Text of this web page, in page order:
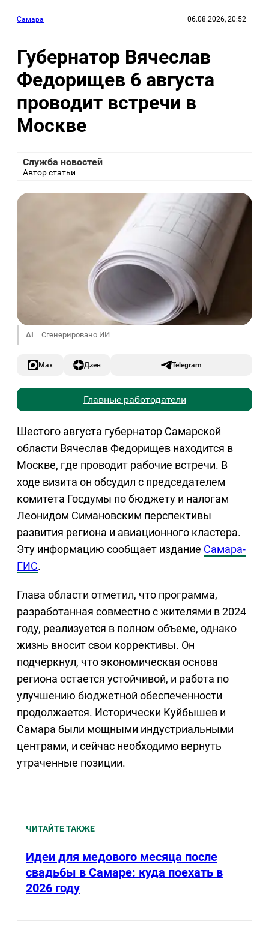
Самара 06.08.2026, 20:52
Губернатор Вячеслав
Федорищев 6 августа
проводит встречи в
Москве
Служба новостей
Автор статьи
AI Сгенерировано ИИ
Max Дзен Telegram
Главные работодатели
Шестого августа губернатор Самарской
области Вячеслав Федорищев находится в
Москве, где проводит рабочие встречи. В
ходе визита он обсудил с председателем
комитета Госдумы по бюджету и налогам
Леонидом Симановским перспективы
развития региона и авиационного кластера.
Эту информацию сообщает издание Самара-
ГИС.
Глава области отметил, что программа,
разработанная совместно с жителями в 2024
году, реализуется в полном объеме, однако
жизнь вносит свои коррективы. Он
подчеркнул, что экономическая основа
региона остается устойчивой, и работа по
улучшению бюджетной обеспеченности
продолжается. Исторически Куйбышев и
Самара были мощными индустриальными
центрами, и сейчас необходимо вернуть
утраченные позиции.
ЧИТАЙТЕ ТАКЖЕ
Идеи для медового месяца после
свадьбы в Самаре: куда поехать в
2026 году